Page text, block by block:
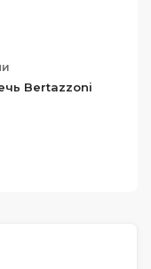
Bertazzoni